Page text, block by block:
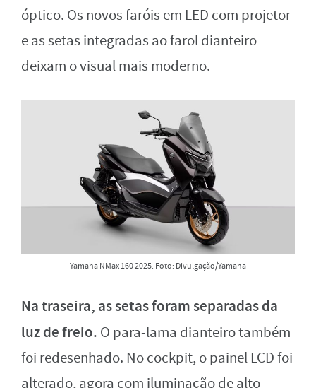
óptico. Os novos faróis em LED com projetor
e as setas integradas ao farol dianteiro
deixam o visual mais moderno.
Yamaha NMax 160 2025. Foto: Divulgação/Yamaha
Na traseira, as setas foram separadas da
luz de freio. O para-lama dianteiro também
foi redesenhado. No cockpit, o painel LCD foi
alterado, agora com iluminação de alto